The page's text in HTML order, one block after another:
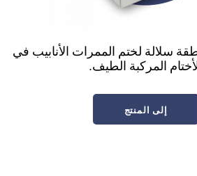
سلالة لختم الممرات الأنابيب في
المركبة الطيف.
إلى المنتج